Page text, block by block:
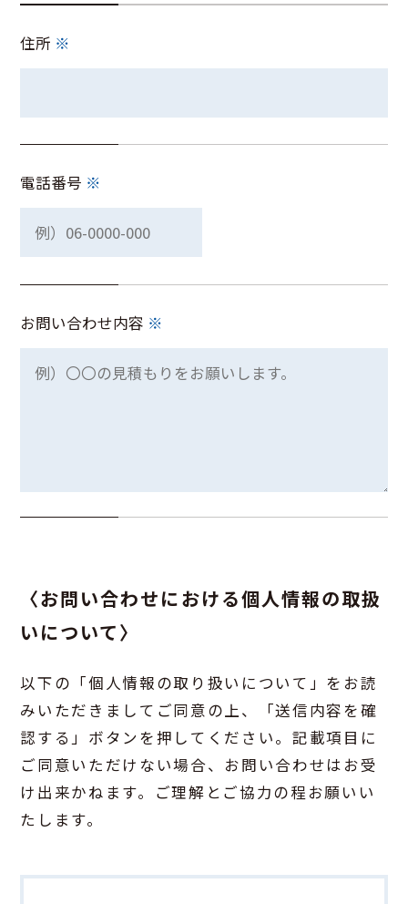
住所 ※
電話番号 ※
お問い合わせ内容 ※
〈お問い合わせにおける個人情報の取扱
いについて〉
以下の「個人情報の取り扱いについて」をお読
みいただきましてご同意の上、「送信内容を確
認する」ボタンを押してください。記載項目に
ご同意いただけない場合、お問い合わせはお受
け出来かねます。ご理解とご協力の程お願いい
たします。